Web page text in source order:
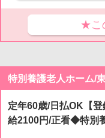
★こ
特別養護老人ホーム/
定年60歳/日払OK【
給2100円/正看◆特別